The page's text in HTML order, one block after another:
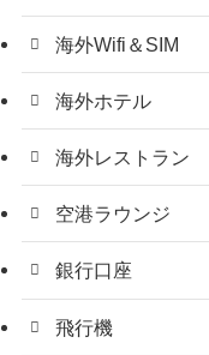
海外Wifi＆SIM
海外ホテル
海外レストラン
空港ラウンジ
銀行口座
飛行機